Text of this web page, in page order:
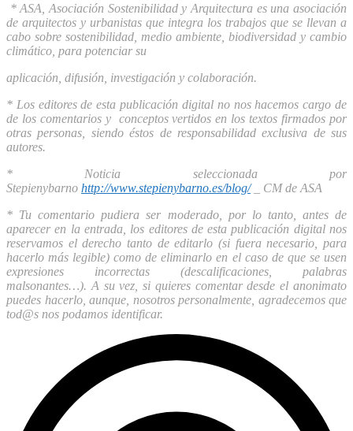
* ASA, Asociación Sostenibilidad y Arquitectura es una asociación
de arquitectos y urbanistas que integra los trabajos que se llevan a
cabo sobre sostenibilidad, medio ambiente, biodiversidad y cambio
climático, para potenciar su
aplicación, difusión, investigación y colaboración.
* Los editores de esta publicación digital no nos hacemos cargo de
de los comentarios y conceptos vertidos en los textos firmados por
otras personas, siendo éstos de responsabilidad exclusiva de sus
autores.
* Noticia seleccionada por
Stepienybarno http://www.stepienybarno.es/blog/
_ CM de ASA
* Tu comentario pudiera ser moderado, por lo tanto, antes de
aparecer en la entrada, los editores de esta publicación digital nos
reservamos el derecho tanto de editarlo (si fuera necesario, para
hacerlo más legible) como de eliminarlo en el caso de que se usen
expresiones incorrectas (descalificaciones, palabras
malsonantes…). A su vez, si quieres comentar desde el anonimato
puedes hacerlo, aunque, nosotros personalmente, agradecemos que
tod@s nos podamos identificar.